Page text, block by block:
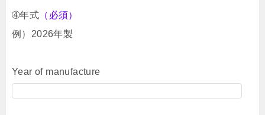
➃年式 （必須）
例）2026年製
Year of manufacture